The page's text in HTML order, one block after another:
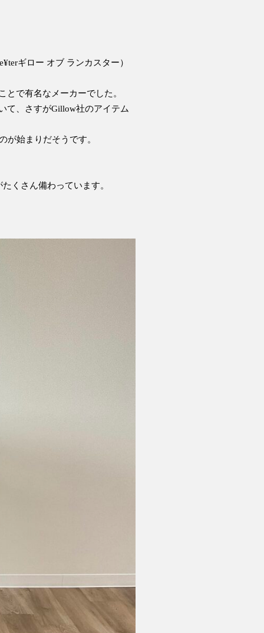
ギロー オブ ランカスター）
で有名なメーカーでした。
て、さすがGillow社のアイテム
が始まりだそうです。
くさん備わっています。